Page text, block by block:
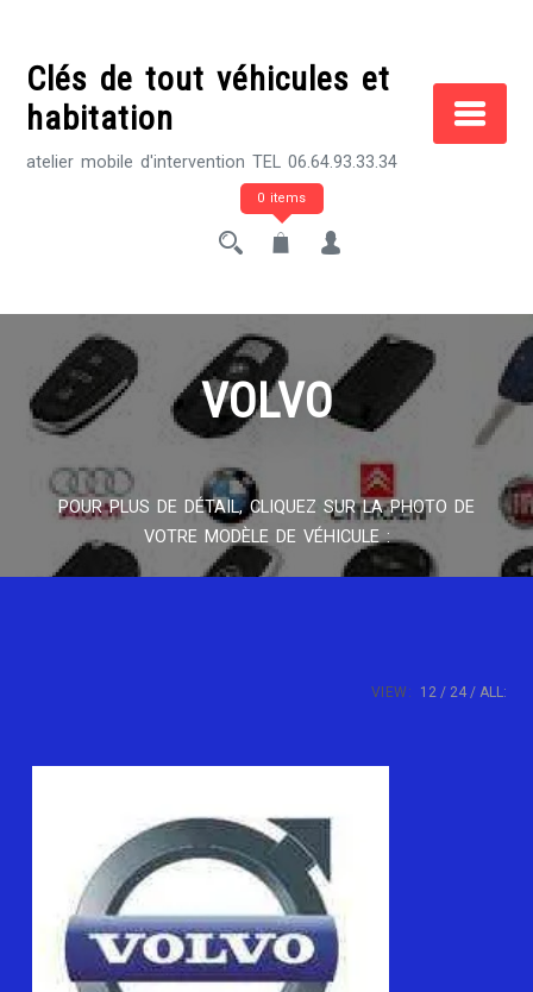
contentClés de tout véhicules et
habitation
atelier mobile d'intervention TEL 06.64.93.33.34
0 items
VOLVO
POUR PLUS DE DÉTAIL, CLIQUEZ SUR LA PHOTO DE
VOTRE MODÈLE DE VÉHICULE :
VIEW: 12 24 ALL: